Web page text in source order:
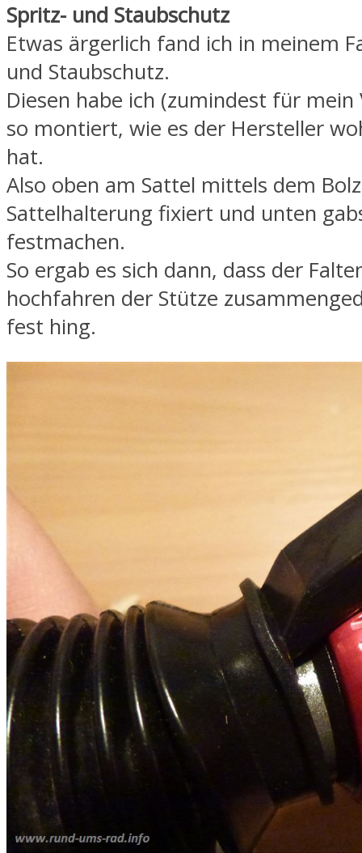
Spritz- und Staubschutz
Etwas ärgerlich fand ich in meinem
und Staubschutz.
Diesen habe ich (zumindest für mein
so montiert, wie es der Hersteller
hat.
Also oben am Sattel mittels dem
Sattelhalterung fixiert und unten
festmachen.
So ergab es sich dann, dass der
hochfahren der Stütze
fest hing.